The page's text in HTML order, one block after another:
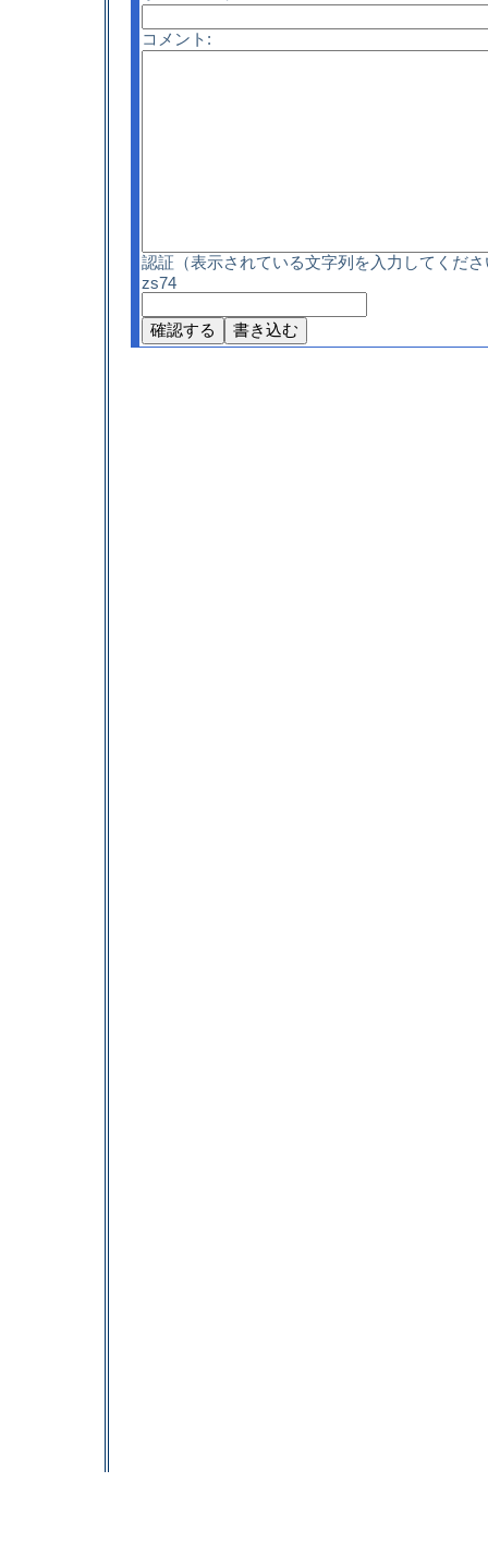
コメント:
認証（表示されている文字列を入力してくだ
zs74